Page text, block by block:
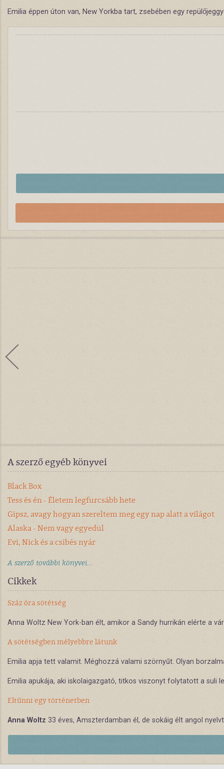
Emilia éppen úton van, New Yorkba tart, zsebében egy
A szerző egyéb könyvei
Black Box
Tess és én - Életem legfurcsább hete
Gipsz, avagy hogyan szereltem meg egy nap alatt a világot
Alaska - Nem vagy egyedül
Evi, Nick és a csibés nyár
A szerző további könyvei...
Cikkek
Száz óra sötétség
Anna Woltz New York-ban élt, amikor a Sandy hurrikán elérte a
A sötétségben mélyebbre látunk
Emilia apja tett valamit. Méghozzá valami szörnyűt. Olyan
Emilia apukája, aki iskolaigazgató, titkos viszonyt folytatott a suli
Eltűnni egy történetben
Anna Woltz 33 éves, Amszterdamban él, de sokáig élt angol